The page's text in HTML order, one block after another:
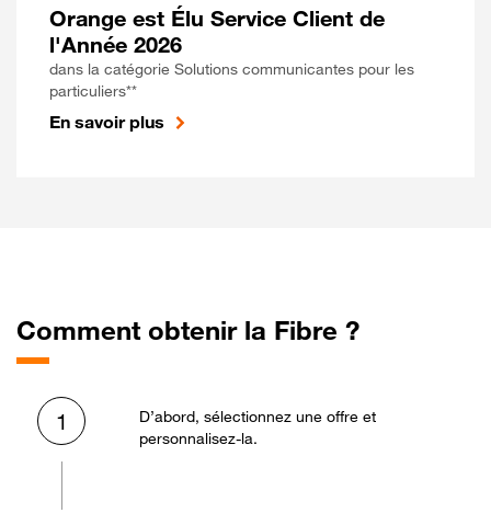
Orange est Élu Service Client de
l'Année 2026
dans la catégorie Solutions communicantes pour les
particuliers**
En savoir plus
Comment obtenir la Fibre ?
1
D’abord, sélectionnez une offre et
personnalisez-la.